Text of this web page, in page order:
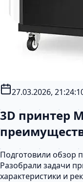
27.03.2026,
3D принтер
Подготовили обзор
Разобрали задачи
характеристики и